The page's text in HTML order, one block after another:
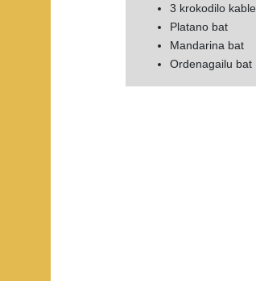
3 krokodilo kable
Platano bat
Mandarina bat
Ordenagailu bat